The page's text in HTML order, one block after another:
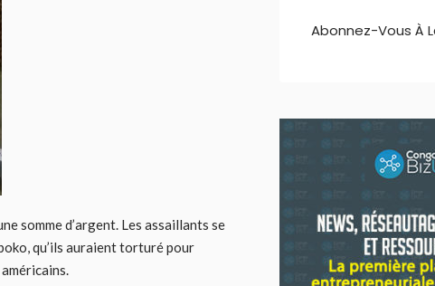
somme d’argent. Les assaillants se
qu’ils auraient torturé pour
Abonnez-Vous À